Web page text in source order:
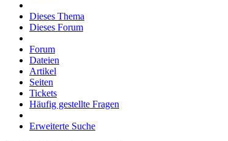
Dieses Thema
Dieses Forum
Forum
Dateien
Artikel
Seiten
Tickets
Häufig gestellte Fragen
Erweiterte Suche